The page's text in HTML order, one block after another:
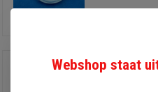
IT153H
Webshop staat